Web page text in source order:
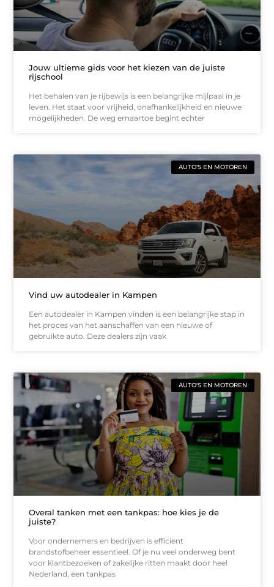
Jouw ultieme gids voor het kiezen van de juiste
rijschool
Het behalen van je rijbewijs is een belangrijke mijlpaal in je
leven. Het staat voor vrijheid, onafhankelijkheid en nieuwe
mogelijkheden. De weg ernaartoe begint echter
AUTO'S EN MOTOREN
Vind uw autodealer in Kampen
Een autodealer in Kampen vinden is een belangrijke stap in
het proces van het aanschaffen van een nieuwe of
gebruikte auto. Deze dealers zijn vaak
AUTO'S EN MOTOREN
Overal tanken met een tankpas: hoe kies je de
juiste?
Voor ondernemers en bedrijven is efficiënt
brandstofbeheer essentieel. Of je nu veel onderweg bent
voor klantbezoeken of zakelijke ritten maakt door heel
Nederland, een tankpas